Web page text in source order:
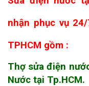
nhận phục vụ
TPHCM gồm :
Thợ sửa điện
Nước tại Tp.HCM.